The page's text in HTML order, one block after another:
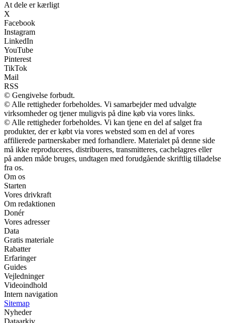
At dele er kærligt
X
Facebook
Instagram
LinkedIn
YouTube
Pinterest
TikTok
Mail
RSS
© Gengivelse forbudt.
© Alle rettigheder forbeholdes. Vi samarbejder med udvalgte
virksomheder og tjener muligvis på dine køb via vores links.
© Alle rettigheder forbeholdes. Vi kan tjene en del af salget fra
produkter, der er købt via vores websted som en del af vores
affilierede partnerskaber med forhandlere. Materialet på denne side
må ikke reproduceres, distribueres, transmitteres, cachelagres eller
på anden måde bruges, undtagen med forudgående skriftlig tilladelse
fra os.
Om os
Starten
Vores drivkraft
Om redaktionen
Donér
Vores adresser
Data
Gratis materiale
Rabatter
Erfaringer
Guides
Vejledninger
Videoindhold
Intern navigation
Sitemap
Nyheder